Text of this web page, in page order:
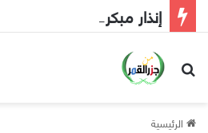
إنذار مبكر إلى الحكومة
بحث عن
الرئيسية